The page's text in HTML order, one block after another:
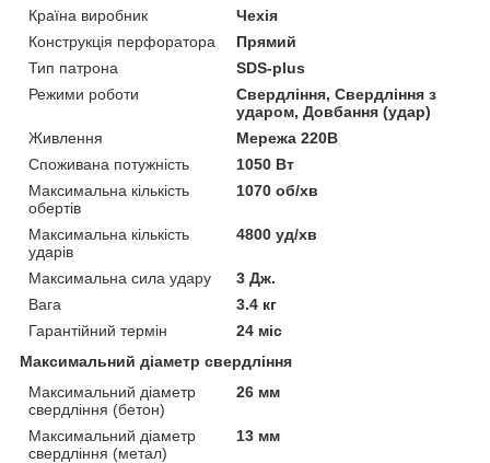
Країна виробник
Чехія
Конструкція перфоратора
Прямий
Тип патрона
SDS-plus
Режими роботи
Свердління, Свердління з
ударом, Довбання (удар)
Живлення
Мережа 220В
Споживана потужність
1050 Вт
Максимальна кількість
обертів
1070 об/хв
Максимальна кількість
ударів
4800 уд/хв
Максимальна сила удару
3 Дж.
Вага
3.4 кг
Гарантійний термін
24 міс
Максимальний діаметр свердління
Максимальний діаметр
свердління (бетон)
26 мм
Максимальний діаметр
свердління (метал)
13 мм